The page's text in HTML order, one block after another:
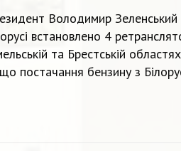
Володимир Зеленський
встановлено 4
та Брестській
постачання бензину з